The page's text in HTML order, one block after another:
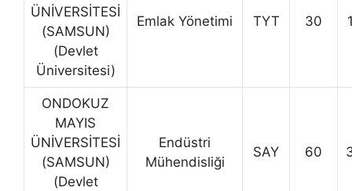
ÜNİVERSİTESİ
(SAMSUN)
(Devlet
Üniversitesi)
Emlak Yönetimi TYT 30
ONDOKUZ
MAYIS
ÜNİVERSİTESİ
(SAMSUN)
(Devlet
Endüstri
Mühendisliği
SAY 60